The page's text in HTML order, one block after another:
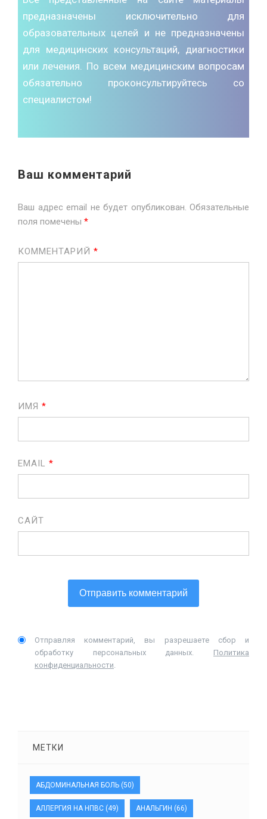
предназначены исключительно для
образовательных целей и не предназначены
для медицинских консультаций, диагностики
или лечения. По всем медицинским вопросам
обязательно проконсультируйтесь со
специалистом!
Ваш комментарий
Ваш адрес email не будет опубликован. Обязательные
поля помечены *
КОММЕНТАРИЙ *
ИМЯ *
EMAIL *
САЙТ
Отправляя комментарий, вы разрешаете сбор и
обработку персональных данных. Политика
конфиденциальности.
МЕТКИ
АБДОМИНАЛЬНАЯ БОЛЬ (50)
АЛЛЕРГИЯ НА НПВС (49) АНАЛЬГИН (66)